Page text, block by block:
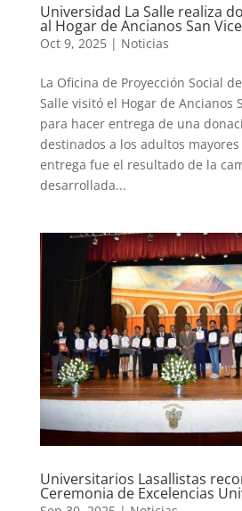
Universidad La Salle realiza
al Hogar de Ancianos San
Oct 9, 2025| Noticias
La Oficina de Proyección Social
Salle visitó el Hogar de Ancianos
para hacer entrega de una
destinados a los adultos
entrega fue el resultado de la
desarrollada...
Universitarios Lasallistas
Ceremonia de Excelencias